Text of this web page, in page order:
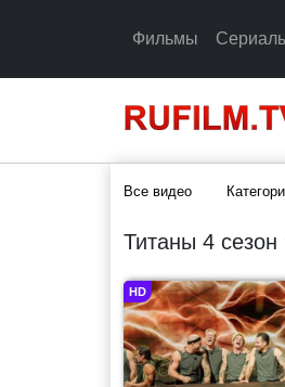
Фильмы
Все видео
Титаны 4
HD